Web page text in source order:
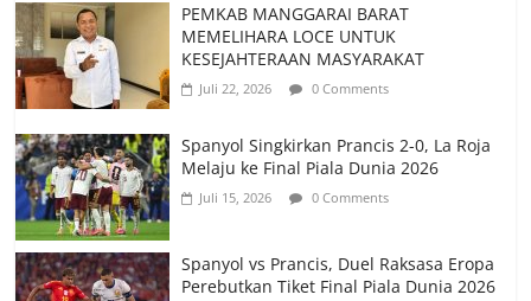
PEMKAB MANGGARAI BARAT
MEMELIHARA LOCE UNTUK
KESEJAHTERAAN MASYARAKAT
Juli 22, 2026 0 Comments
Spanyol Singkirkan Prancis 2-0, La Roja
Melaju ke Final Piala Dunia 2026
Juli 15, 2026 0 Comments
Spanyol vs Prancis, Duel Raksasa Eropa
Perebutkan Tiket Final Piala Dunia 2026